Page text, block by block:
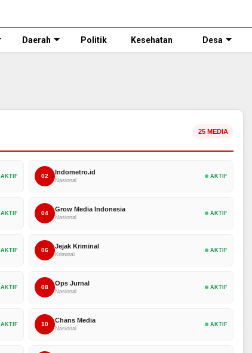
Daerah Politik Kesehatan Desa
25 MEDIA
AKTIF 02
Indometro.id
Nasional
AKTIF
AKTIF 04
Grow Media Indonesia
Nasional
AKTIF
AKTIF 06
Jejak Kriminal
Kriminal
AKTIF
AKTIF 08
Ops Jurnal
Nasional
AKTIF
AKTIF 10
Chans Media
Nasional
AKTIF